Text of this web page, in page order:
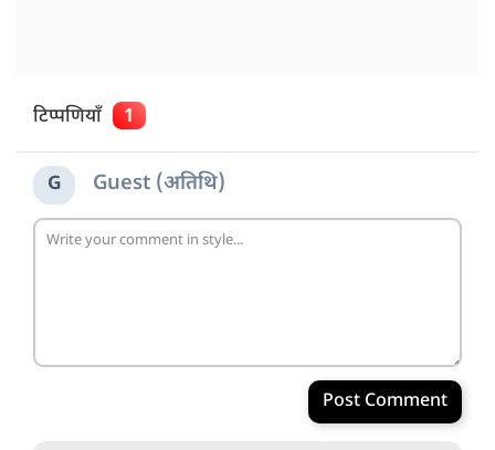
टिप्पणियाँ 1
G Guest (अतिथि)
Post Comment